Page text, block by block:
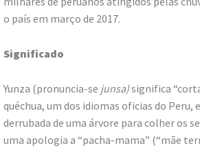
o país em março de 2017.
Significado
Yunza (pronuncia-se junsa)significa
quéchua, um dos idiomas oficias do Peru,
derrubada de uma árvore para colher os
uma apologia a “pacha-mama” (“mãe